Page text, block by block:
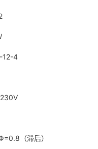
12KW
12-4
（滞后）